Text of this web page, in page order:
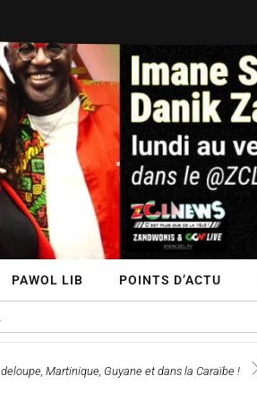
PAWOL LIB POINTS D’ACTU
Martinique, Guyane et dans la Caraïbe !